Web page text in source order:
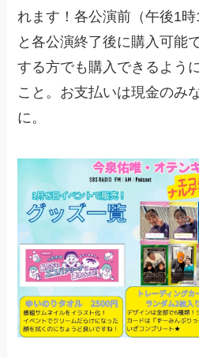
れます！各公演前（午後1時
と各公演終了後に購入可能
する方でも購入できるよう
こと。お支払いは現金のみ
に。